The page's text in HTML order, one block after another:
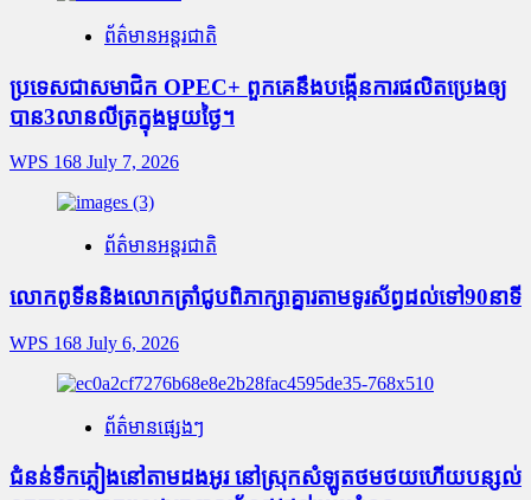
ព័ត៌មានអន្តរជាតិ
ប្រទេសជាសមាជិក OPEC+​ ពួកគេនឹងបង្កើនការផលិតប្រេងឲ្យ
បាន3លានលីត្រក្នុងមួយថ្ងៃ។
WPS 168 July 7, 2026
ព័ត៌មានអន្តរជាតិ
លោកពូទីននិងលោកត្រាំជូបពិភាក្សាគ្នារតាមទូរស័ព្ធដល់ទៅ90នាទី
WPS 168 July 6, 2026
ព័ត៌មានផ្សេងៗ
ជំនន់​ទឹកភ្លៀង​នៅ​តាម​ដងអូរ​ នៅ​ស្រុក​សំឡូត​ថមថយ​ហើយ​បន្សល់​